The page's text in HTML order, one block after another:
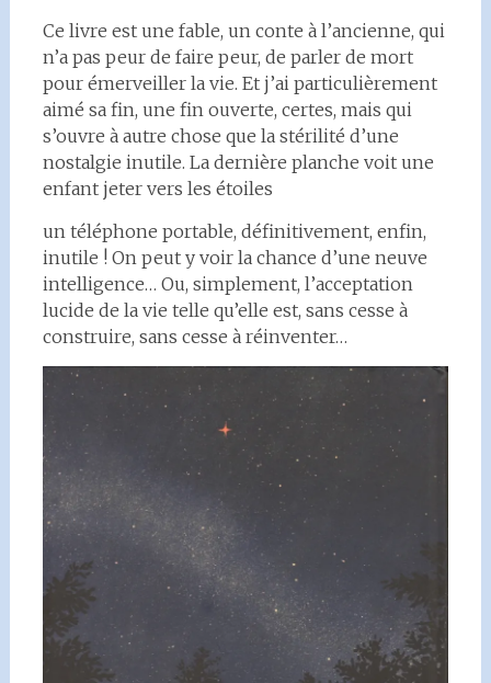
Ce livre est une fable, un conte à l’ancienne, qui
n’a pas peur de faire peur, de parler de mort
pour émerveiller la vie. Et j’ai particulièrement
aimé sa fin, une fin ouverte, certes, mais qui
s’ouvre à autre chose que la stérilité d’une
nostalgie inutile. La dernière planche voit une
enfant jeter vers les étoiles
un téléphone portable, définitivement, enfin,
inutile ! On peut y voir la chance d’une neuve
intelligence… Ou, simplement, l’acceptation
lucide de la vie telle qu’elle est, sans cesse à
construire, sans cesse à réinventer…